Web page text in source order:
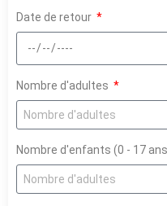
Date de retour
Nombre d'adultes
Nombre d'enfants (0 - 17